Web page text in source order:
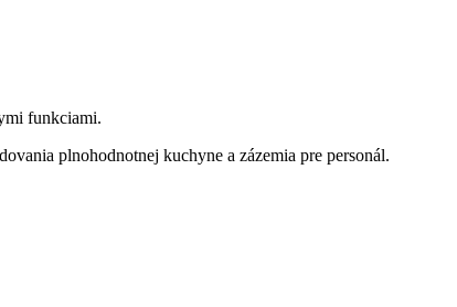
funkciami.
plnohodnotnej kuchyne a zázemia pre personál.